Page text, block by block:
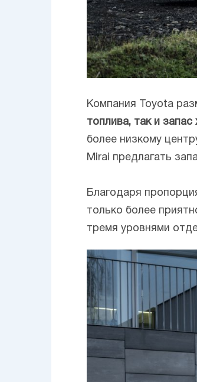
Компания Toyota
топлива, так и
более низкому
Mirai предлагать
Благодаря
только более
тремя уровнями